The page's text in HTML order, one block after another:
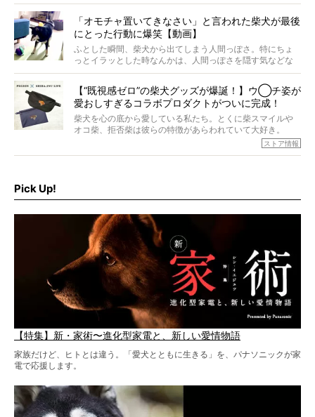
ォーカスし、その元気の秘訣や、老犬と暮らすうえで大切
だと思うことを、オーナーさんに語っていただきます。今
回登場してくれたのは、17歳のときろうくん。小さい頃か
ら食が細かったため、何でも食べさせてきたということで
「オモチャ置いてきなさい」と言われた柴犬が最後
にとった行動に爆笑【動画】
ふとした瞬間、柴犬から出てしまう人間っぽさ。特にちょ
っとイラッとした時なんかは、人間っぽさを隠す気などな
いように見えます。もしかして本当の本当は、中身は人間
【“既視感ゼロ”の柴犬グッズが爆誕！】ウ◯チ姿が
愛おしすぎるコラボプロダクトがついに完成！
柴犬を心の底から愛している私たち。とくに柴スマイルや
オコ柴、拒否柴は彼らの特徴があらわれていて大好き。
でもちょっと待て…もうひとつ、忘れてはならない愛おしい
シーンがあったぞ。それは、背中を丸めて“ウンチなう”の姿
ストア情報
Pick Up!
【特集】新・家術〜進化型家電と、新しい愛情物語
家族だけど、ヒトとは違う。「愛犬とともに生きる」を、パナソニックが家
電で応援します。